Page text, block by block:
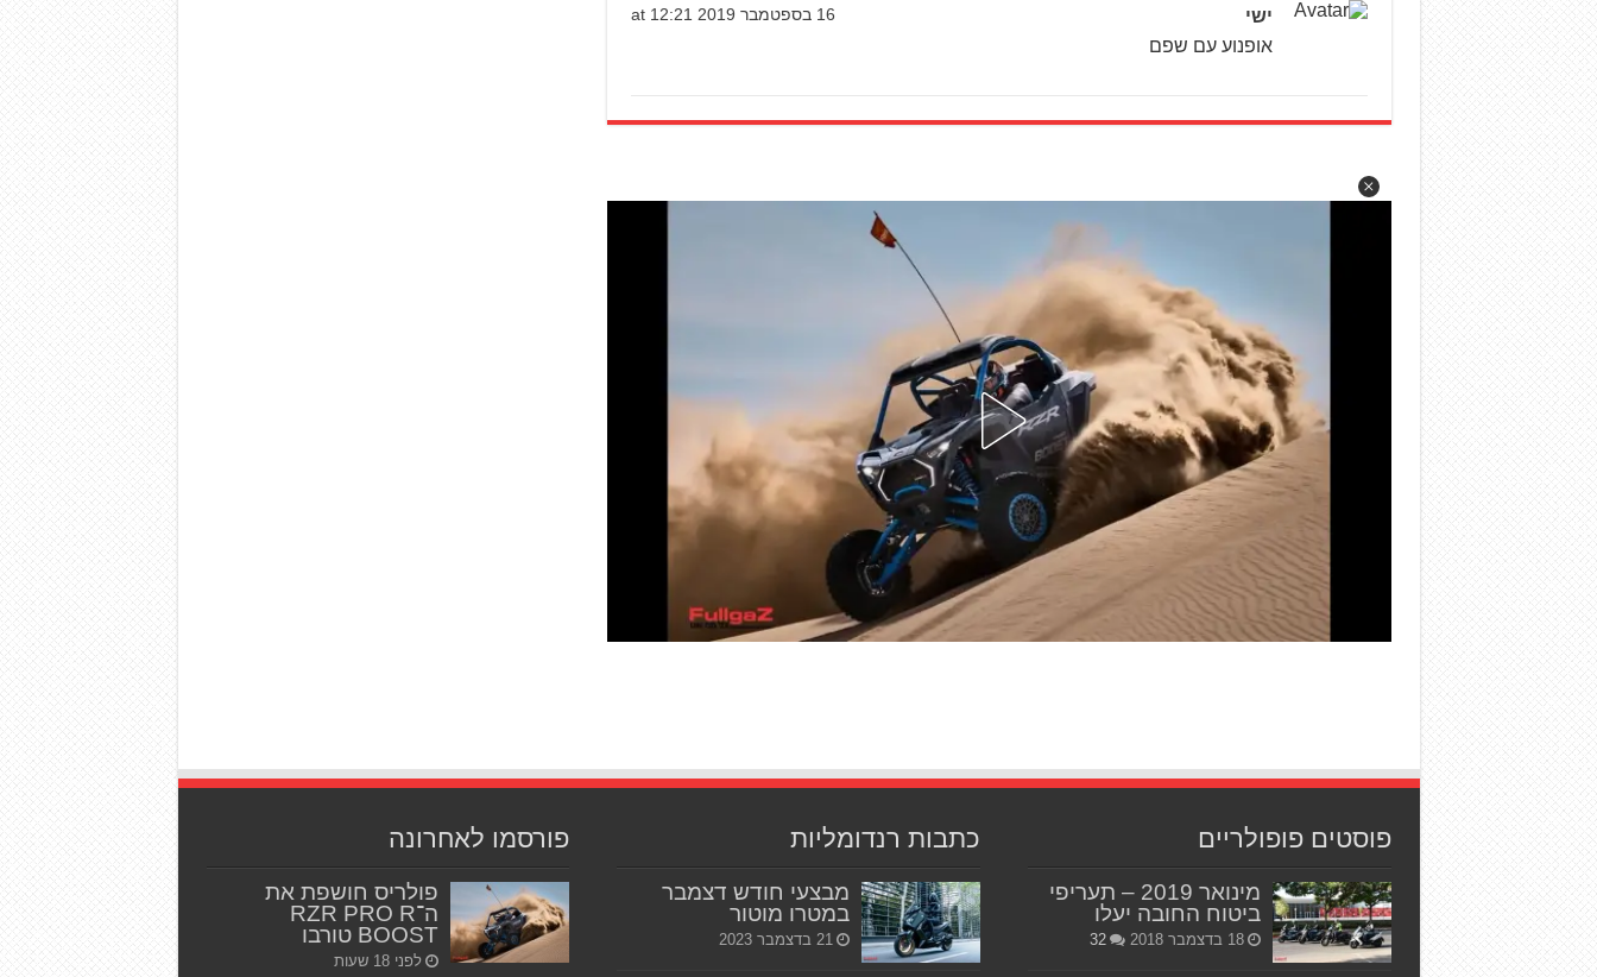
ישי 16 בספטמבר 2019 at 12:21
אופנוע עם שפם
פוסטים פופולריים
מינואר 2019 – תעריפי
ביטוח החובה יעלו
18 בדצמבר 2018 32
כתבות רנדומליות
מבצעי חודש דצמבר
במטרו מוטור
21 בדצמבר 2023
פורסמו לאחרונה
פולריס חושפת את
ה־RZR PRO R
BOOST טורבו
לפני 18 שעות